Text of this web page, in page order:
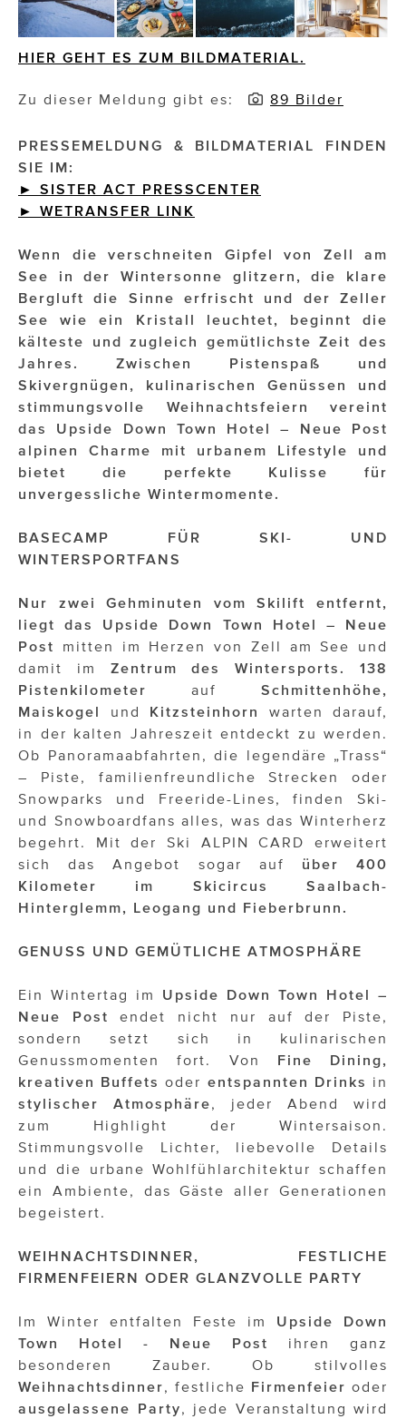
FRISTADS
JOHANN STRAUSS – NEW DIMENSIONS
JUWELIER WAGNER
Magenta Telekom
Merz Aesthetics
NEVER AGE NUTRITION
Nina Kraft – Kraft Media Minds
NORMAL
rot weiss rosé
OTTO AM DONAUKANAL
sehen!wutscher
SISTER ACT
Solid & Bold
St. Peter Stiftskulinarium
Susanne Wuest
The Budims
TOG Studio
Upside Down Town Hotel – Neue Post
VieSFF – Vienna Spanish Film Festival
HIER GEHT ES ZUM BILDMATERIAL.
Zu dieser Meldung gibt es: 89 Bilder
PRESSEMELDUNG & BILDMATERIAL FINDEN
SIE IM:
► SISTER ACT PRESSCENTER
► WETRANSFER LINK
Wenn die verschneiten Gipfel von Zell am
See in der Wintersonne glitzern, die klare
Bergluft die Sinne erfrischt und der Zeller
See wie ein Kristall leuchtet, beginnt die
kälteste und zugleich gemütlichste Zeit des
Jahres. Zwischen Pistenspaß und
Skivergnügen, kulinarischen Genüssen und
stimmungsvolle Weihnachtsfeiern vereint
das Upside Down Town Hotel – Neue Post
alpinen Charme mit urbanem Lifestyle und
bietet die perfekte Kulisse für
unvergessliche Wintermomente.
BASECAMP FÜR SKI- UND
WINTERSPORTFANS
Nur zwei Gehminuten vom Skilift entfernt,
liegt das Upside Down Town Hotel – Neue
Post
mitten im Herzen von Zell am See und
damit im Zentrum des Wintersports.
138
Pistenkilometer
auf Schmittenhöhe,
Maiskogel
und Kitzsteinhorn
warten darauf,
in der kalten Jahreszeit entdeckt zu werden.
Ob Panoramaabfahrten, die legendäre „Trass“
– Piste, familienfreundliche Strecken oder
Snowparks und Freeride-Lines, finden Ski-
und Snowboardfans alles, was das Winterherz
begehrt. Mit der Ski ALPIN CARD erweitert
sich das Angebot sogar auf über 400
Kilometer im Skicircus Saalbach-
Hinterglemm, Leogang und Fieberbrunn.
GENUSS UND GEMÜTLICHE ATMOSPHÄRE
Ein Wintertag im
Upside Down Town Hotel –
Neue Post endet nicht nur auf der Piste,
sondern setzt sich in kulinarischen
Genussmomenten fort. Von Fine Dining,
kreativen Buffets oder entspannten Drinks in
stylischer Atmosphäre
, jeder Abend wird
zum Highlight der Wintersaison.
Stimmungsvolle Lichter, liebevolle Details
und die urbane Wohlfühlarchitektur schaffen
ein Ambiente, das Gäste aller Generationen
begeistert.
WEIHNACHTSDINNER, FESTLICHE
FIRMENFEIERN ODER GLANZVOLLE PARTY
Im Winter entfalten Feste im Upside Down
Town Hotel - Neue Post
ihren ganz
besonderen Zauber. Ob stilvolles
Weihnachtsdinner
, festliche Firmenfeier oder
ausgelassene Party , jede Veranstaltung wird